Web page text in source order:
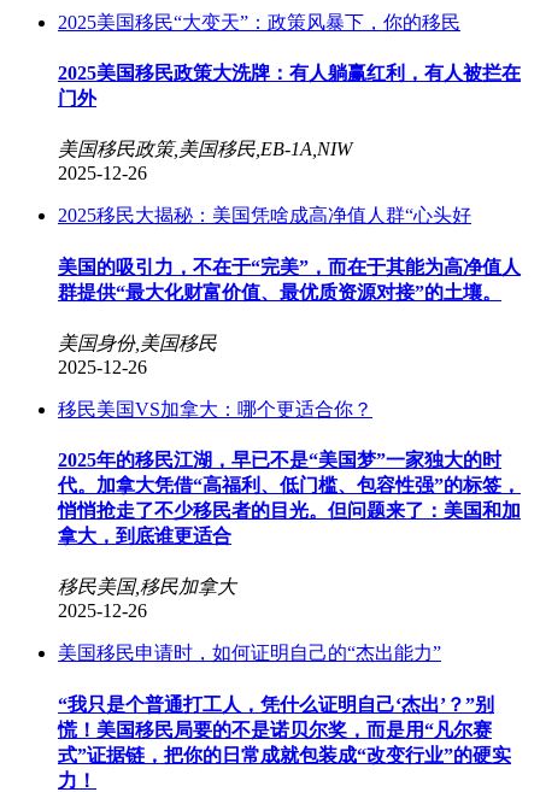
2025美国移民“大变天”：政策风暴下，你的移民
2025美国移民政策大洗牌：有人躺赢红利，有人被拦在
门外
美国移民政策,美国移民,EB-1A,NIW
2025-12-26
2025移民大揭秘：美国凭啥成高净值人群“心头好
美国的吸引力，不在于“完美”，而在于其能为高净值人
群提供“最大化财富价值、最优质资源对接”的土壤。
美国身份,美国移民
2025-12-26
移民美国VS加拿大：哪个更适合你？
2025年的移民江湖，早已不是“美国梦”一家独大的时
代。加拿大凭借“高福利、低门槛、包容性强”的标签，
悄悄抢走了不少移民者的目光。但问题来了：美国和加
拿大，到底谁更适合
移民美国,移民加拿大
2025-12-26
美国移民申请时，如何证明自己的“杰出能力”
“我只是个普通打工人，凭什么证明自己‘杰出’？”别
慌！美国移民局要的不是诺贝尔奖，而是用“凡尔赛
式”证据链，把你的日常成就包装成“改变行业”的硬实
力！